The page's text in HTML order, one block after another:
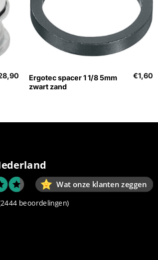
Ergotec spacer 1 1/8 5mm
zwart zand
€1,60
Wat onze klanten zeggen
beoordelingen)